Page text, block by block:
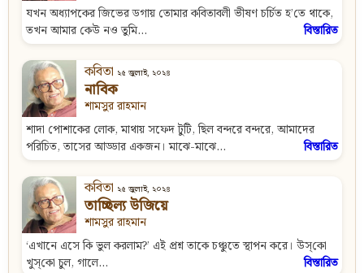
যখন অধ্যাপকের জিভের ডগায় তোমার কবিতাবলী ভীষণ চর্চিত হ’তে থাকে,
তখন আমার কেউ নও তুমি...
বিস্তারিত
কবিতা ২৫ জুলাই, ২০২৪
নাবিক
শামসুর রাহমান
শাদা পোশাকের লোক, মাথায় সফেদ টুটি, ছিল বন্দরে বন্দরে, আমাদের
পরিচিত, তাসের আড্ডার একজন। মাঝে-মাঝে...
বিস্তারিত
কবিতা ২৫ জুলাই, ২০২৪
তাচ্ছিল্য উজিয়ে
শামসুর রাহমান
‘এখানে এসে কি ভুল করলাম?’ এই প্রশ্ন তাকে চঞ্চুতে স্থাপন করে। উস্‌কো
খুস্‌কো চুল, গালে...
বিস্তারিত